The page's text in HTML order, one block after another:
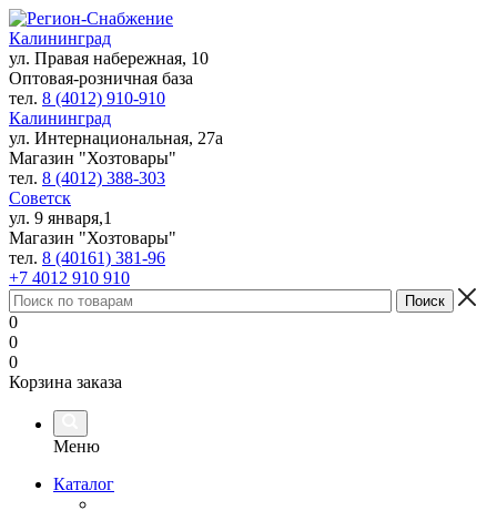
Калининград
ул. Правая набережная, 10
Оптовая-розничная база
тел. 8 (4012) 910-910
Калининград
ул. Интернациональная, 27а
Магазин "Хозтовары"
тел. 8 (4012) 388-303
Советск
ул. 9 января,1
Магазин "Хозтовары"
тел. 8 (40161) 381-96
+7 4012 910 910
0
0
0
Корзина заказа
Меню
Каталог